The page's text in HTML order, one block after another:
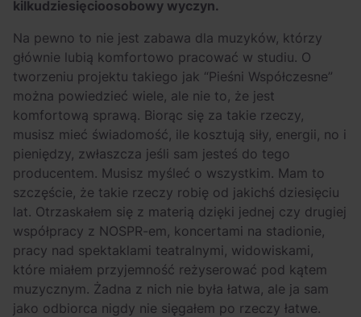
kilkudziesięcioosobowy wyczyn.
Na pewno to nie jest zabawa dla muzyków, którzy
głównie lubią komfortowo pracować w studiu. O
tworzeniu projektu takiego jak “Pieśni Współczesne”
można powiedzieć wiele, ale nie to, że jest
komfortową sprawą. Biorąc się za takie rzeczy,
musisz mieć świadomość, ile kosztują siły, energii, no i
pieniędzy, zwłaszcza jeśli sam jesteś do tego
producentem. Musisz myśleć o wszystkim. Mam to
szczęście, że takie rzeczy robię od jakichś dziesięciu
lat. Otrzaskałem się z materią dzięki jednej czy drugiej
współpracy z NOSPR-em, koncertami na stadionie,
pracy nad spektaklami teatralnymi, widowiskami,
które miałem przyjemność reżyserować pod kątem
muzycznym. Żadna z nich nie była łatwa, ale ja sam
jako odbiorca nigdy nie sięgałem po rzeczy łatwe.